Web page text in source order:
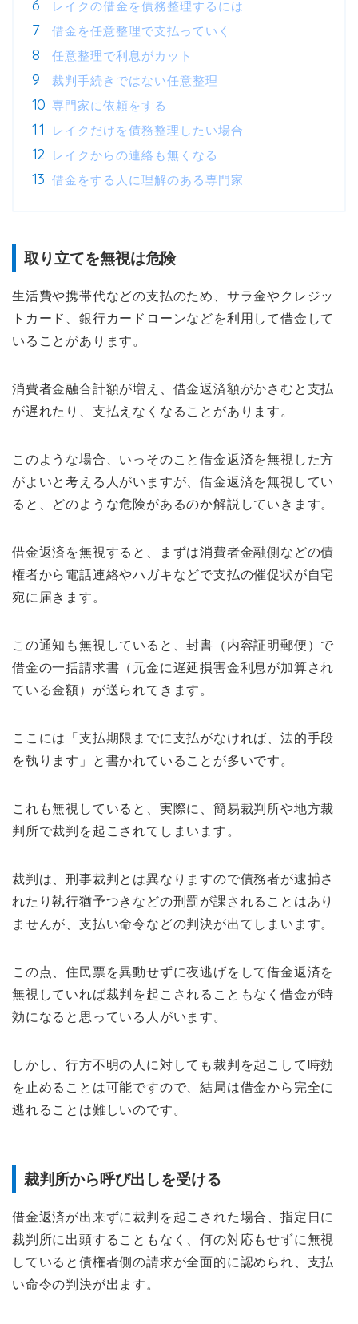
レイクの借金を債務整理するには
借金を任意整理で支払っていく
任意整理で利息がカット
裁判手続きではない任意整理
専門家に依頼をする
レイクだけを債務整理したい場合
レイクからの連絡も無くなる
借金をする人に理解のある専門家
取り立てを無視は危険
生活費や携帯代などの支払のため、サラ金やクレジッ
トカード、銀行カードローンなどを利用して借金して
いることがあります。
消費者金融合計額が増え、借金返済額がかさむと支払
が遅れたり、支払えなくなることがあります。
このような場合、いっそのこと借金返済を無視した方
がよいと考える人がいますが、借金返済を無視してい
ると、どのような危険があるのか解説していきます。
借金返済を無視すると、まずは消費者金融側などの債
権者から電話連絡やハガキなどで支払の催促状が自宅
宛に届きます。
この通知も無視していると、封書（内容証明郵便）で
借金の一括請求書（元金に遅延損害金利息が加算され
ている金額）が送られてきます。
ここには「支払期限までに支払がなければ、法的手段
を執ります」と書かれていることが多いです。
これも無視していると、実際に、簡易裁判所や地方裁
判所で裁判を起こされてしまいます。
裁判は、刑事裁判とは異なりますので債務者が逮捕さ
れたり執行猶予つきなどの刑罰が課されることはあり
ませんが、支払い命令などの判決が出てしまいます。
この点、住民票を異動せずに夜逃げをして借金返済を
無視していれば裁判を起こされることもなく借金が時
効になると思っている人がいます。
しかし、行方不明の人に対しても裁判を起こして時効
を止めることは可能ですので、結局は借金から完全に
逃れることは難しいのです。
裁判所から呼び出しを受ける
借金返済が出来ずに裁判を起こされた場合、指定日に
裁判所に出頭することもなく、何の対応もせずに無視
していると債権者側の請求が全面的に認められ、支払
い命令の判決が出ます。